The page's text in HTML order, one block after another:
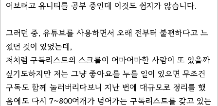
어보려고 유니티를 공부 중인데 이것도 쉽지가 않습니다.
그러던 중, 유튜브를 사용하면서 오래 전부터 불편하다고 느
꼈던 것이 있었는데,
저처럼 구독리스트의 스크롤이 어마어마한 사람이 또 있을까
싶기도하지만 저는 그냥 좋아요를 누를 일이 있으면 무조건
구독도 함께 눌러버리다보니 지난 번에 대규모로 정리를 했
음에도 다시 7~800여개가 넘어가는 구독리스트를 갖고 있는